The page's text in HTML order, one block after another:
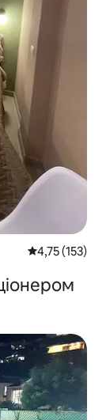
Середня
4,75 (153)